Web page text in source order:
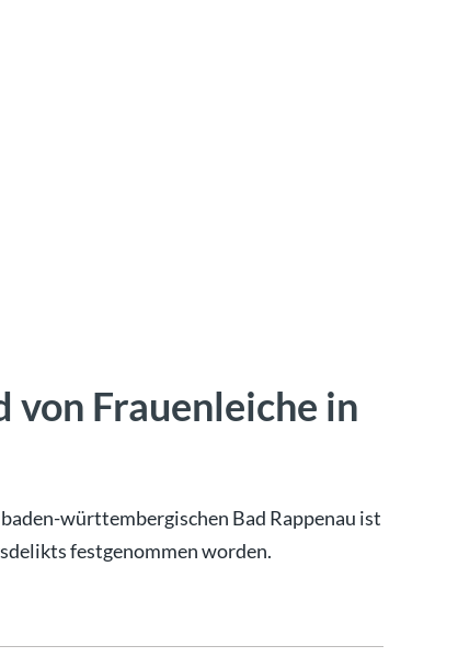
von Frauenleiche in
württembergischen Bad Rappenau ist
festgenommen worden.